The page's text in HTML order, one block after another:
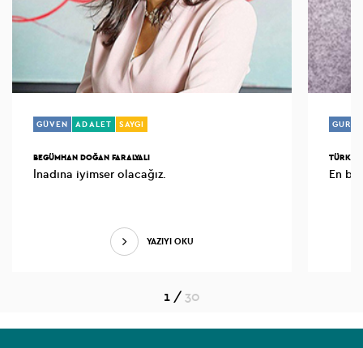
GÜVEN ADALET SAYGI
BEGÜMHAN DOĞAN FARALYALI
İnadına iyimser olacağız.
YAZIYI OKU
GURUR
1/ 30